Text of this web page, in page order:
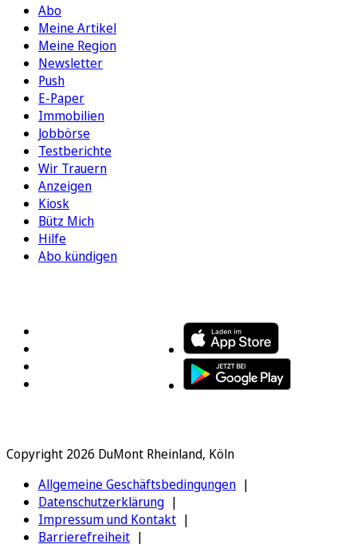
Abo
Meine Artikel
Meine Region
Newsletter
Push
E-Paper
Immobilien
Jobbörse
Testberichte
Wir Trauern
Anzeigen
Kiosk
Bütz Mich
Hilfe
Abo kündigen
Copyright 2026 DuMont Rheinland, Köln
Allgemeine Geschäftsbedingungen
Datenschutzerklärung
Impressum und Kontakt
Barrierefreiheit